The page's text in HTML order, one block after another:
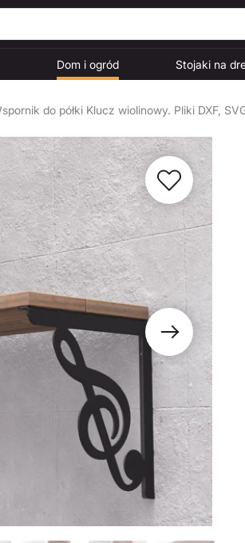
Dom i ogród Stojaki na
do półki Klucz wiolinowy. Pliki DXF,